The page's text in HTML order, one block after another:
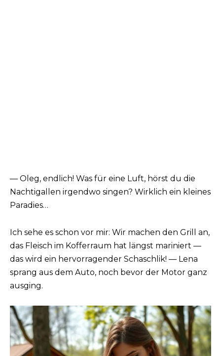
— Oleg, endlich! Was für eine Luft, hörst du die
Nachtigallen irgendwo singen? Wirklich ein kleines
Paradies…
Ich sehe es schon vor mir: Wir machen den Grill an,
das Fleisch im Kofferraum hat längst mariniert —
das wird ein hervorragender Schaschlik! — Lena
sprang aus dem Auto, noch bevor der Motor ganz
ausging.